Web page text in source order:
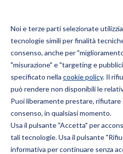
Noi e terze parti selezionate
tecnologie simili per finalità
consenso, anche per
"misurazione" e "targeting e
specificato nella cookie policy. Il
può rendere non disponibili le
Puoi liberamente prestare, rifiutare
consenso, in qualsiasi momento.
Usa il pulsante "Accetta" per
tali tecnologie. Usa il pulsante
informativa per continuare senza
Bugnion
The
way
HOME NEWS
IL DIRITTO
SIAMO NOI
Il diritto